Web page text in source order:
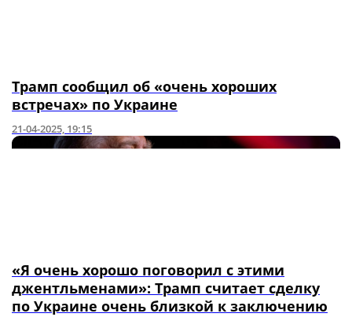
Трамп сообщил об «очень хороших
встречах» по Украине
21-04-2025, 19:15
«Я очень хорошо поговорил с этими
джентльменами»: Трамп считает сделку
по Украине очень близкой к заключению